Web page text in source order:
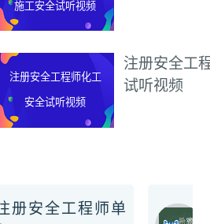
注册安全工程师化工安全
试听视频
册安全工程师单